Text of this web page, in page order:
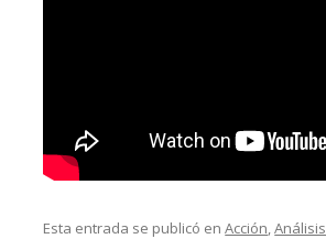
Esta entrada se publicó enAcción,Análisis